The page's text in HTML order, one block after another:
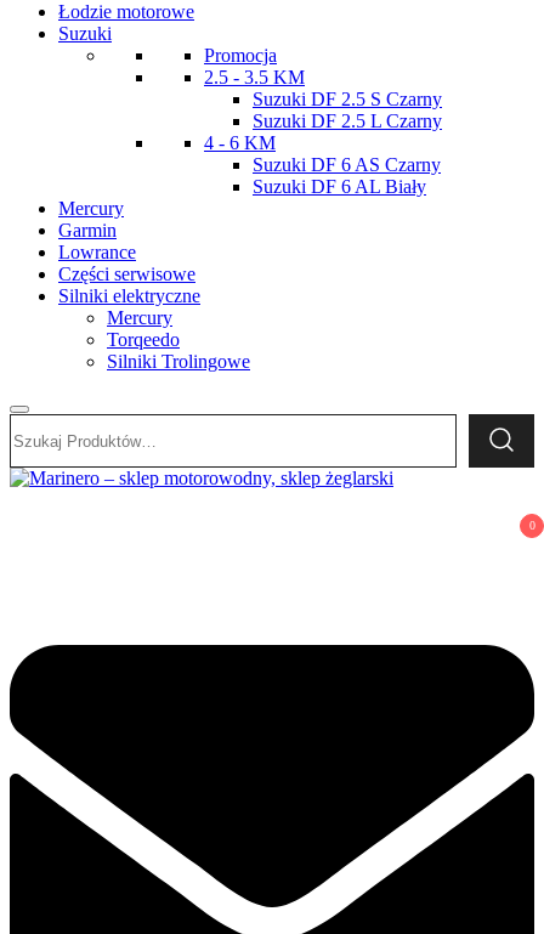
Łodzie motorowe
Suzuki
Promocja
2.5 - 3.5 KM
Suzuki DF 2.5 S Czarny
Suzuki DF 2.5 L Czarny
4 - 6 KM
Suzuki DF 6 AS Czarny
Suzuki DF 6 AL Biały
Mercury
Garmin
Lowrance
Części serwisowe
Silniki elektryczne
Mercury
Torqeedo
Silniki Trolingowe
0